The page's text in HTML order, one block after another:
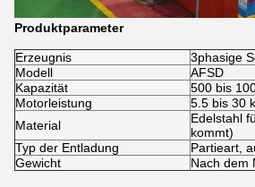
Produktparameter
Erzeugnis
3phasige
Modell
AFSD
Kapazität
500 bis
Motorleistung
5.5 bis 30
Material
Edelstahl
kommt)
Typ der Entladung
Partieart,
Gewicht
Nach dem